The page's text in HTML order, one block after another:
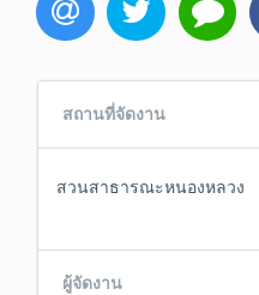
สถานที่จัดงาน
สวนสาธารณะหนองหลวง
ผู้จัดงาน